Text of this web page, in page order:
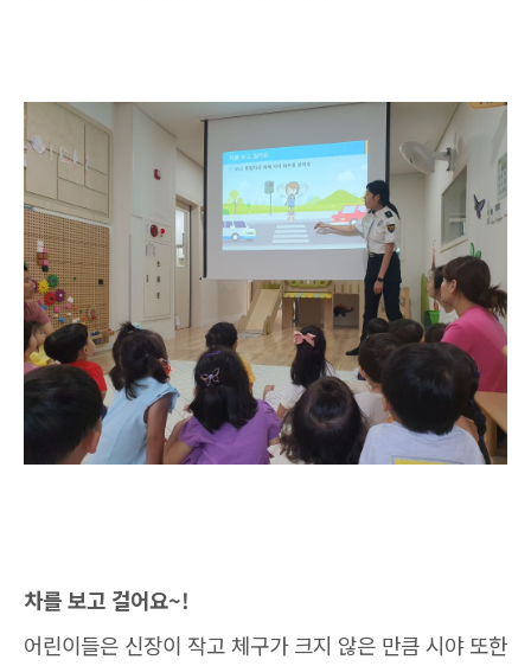
차를 보고 걸어요~!
어린이들은 신장이 작고 체구가 크지 않은 만큼 시야 또한